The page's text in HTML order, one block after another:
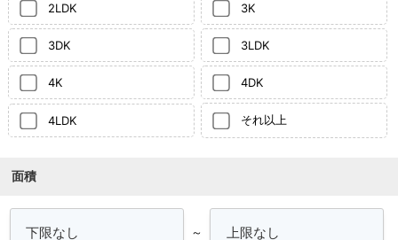
2LDK 3K
3DK 3LDK
4K 4DK
4LDK それ以上
面積
～